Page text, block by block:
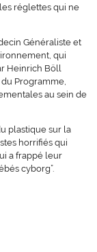
réglettes qui ne
Généraliste et
qui
Heinrich Böll
Programme,
au sein de
plastique sur la
horrifiés qui
a frappé leur
cyborg”.